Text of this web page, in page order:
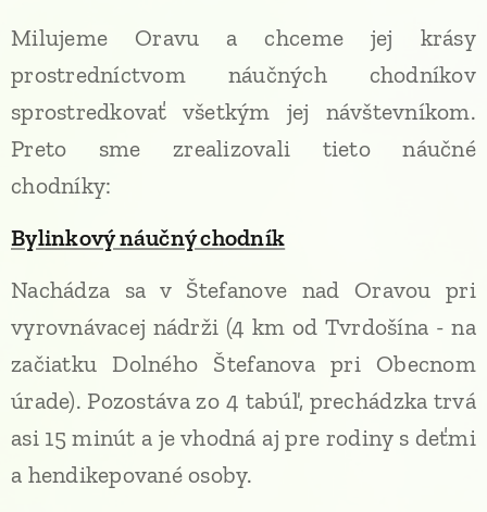
Milujeme Oravu a chceme jej krásy
prostredníctvom náučných chodníkov
sprostredkovať všetkým jej návštevníkom.
Preto sme zrealizovali tieto náučné
chodníky:
Bylinkový náučný chodník
Nachádza sa v Štefanove nad Oravou pri
vyrovnávacej nádrži (4 km od Tvrdošína - na
začiatku Dolného Štefanova pri Obecnom
úrade). Pozostáva zo 4 tabúľ, prechádzka trvá
asi 15 minút a je vhodná aj pre rodiny s deťmi
a hendikepované osoby.